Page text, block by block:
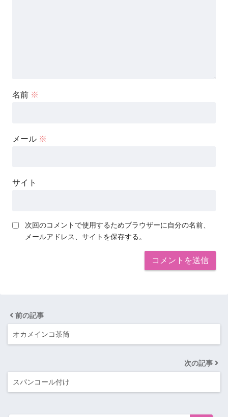
名前 ※
メール ※
サイト
次回のコメントで使用するためブラウザーに自分の名前、
メールアドレス、サイトを保存する。
前の記事
オカメインコ茶筒
次の記事
スパンコール付け